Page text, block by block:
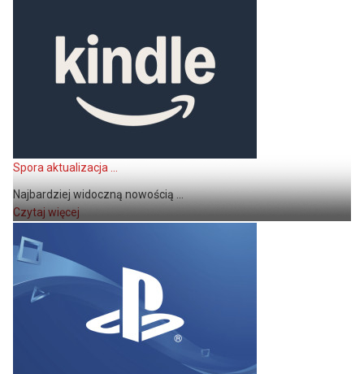
Spora aktualizacja ...
Najbardziej widoczną nowością ...
Czytaj więcej